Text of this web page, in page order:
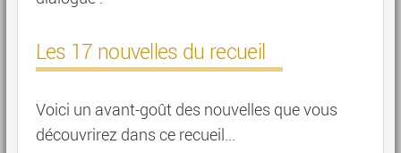
Les 17 nouvelles du recueil
Voici un avant-goût des nouvelles que vous
découvrirez dans ce recueil...